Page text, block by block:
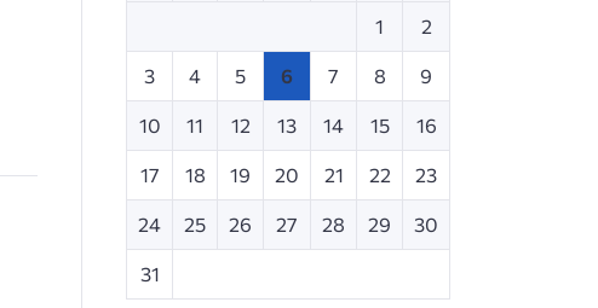
1 2
3 4 5 6 7 8 9
10 11 12 13 14 15 16
17 18 19 20 21 22 23
24 25 26 27 28 29 30
31